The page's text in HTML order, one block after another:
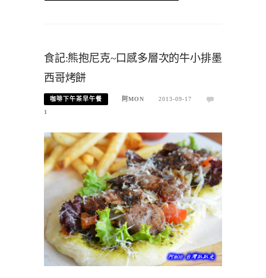
食記:熊抱尼克~口感多層次的牛小排墨
西哥烤餅
咖啡下午茶早午餐 阿MON
2013-09-17
1